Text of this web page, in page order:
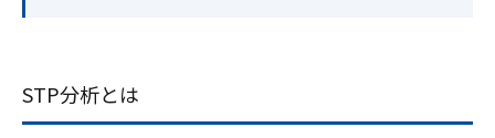
STP分析とは